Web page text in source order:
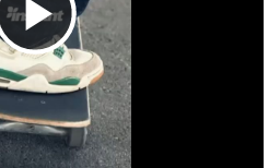
ビ
デ